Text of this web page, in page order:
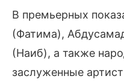
В премьерных
(Фатима),
(Наиб), а также
заслуженные